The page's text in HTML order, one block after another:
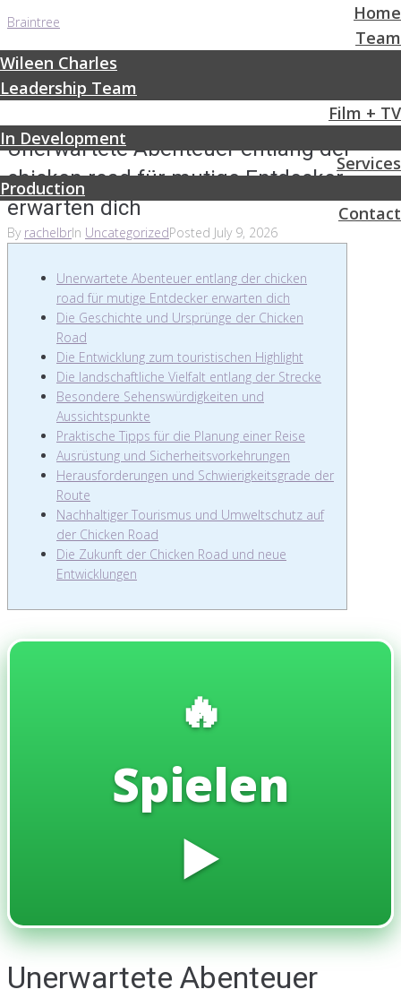
Braintree
Home
Team
Wileen Charles
Leadership Team
Film + TV
In Development
Services
Production
Contact
Unerwartete Abenteuer entlang der
chicken road für mutige Entdecker
erwarten dich
By rachelbrIn UncategorizedPosted July 9, 2026
Unerwartete Abenteuer entlang der chicken
road für mutige Entdecker erwarten dich
Die Geschichte und Ursprünge der Chicken
Road
Die Entwicklung zum touristischen Highlight
Die landschaftliche Vielfalt entlang der Strecke
Besondere Sehenswürdigkeiten und
Aussichtspunkte
Praktische Tipps für die Planung einer Reise
Ausrüstung und Sicherheitsvorkehrungen
Herausforderungen und Schwierigkeitsgrade der
Route
Nachhaltiger Tourismus und Umweltschutz auf
der Chicken Road
Die Zukunft der Chicken Road und neue
Entwicklungen
🔥
Spielen
▶️
Unerwartete Abenteuer